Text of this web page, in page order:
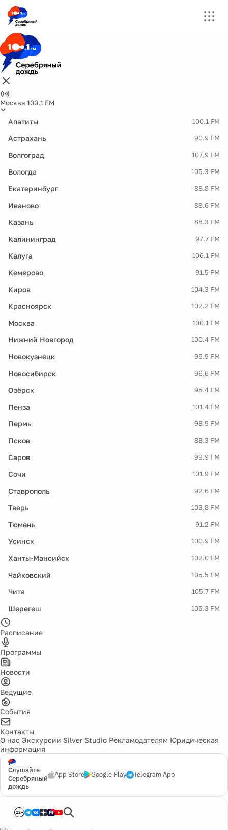
Москва 100.1 FM
Апатиты 100.1 FM
Астрахань 90.9 FM
Волгоград 107.9 FM
Вологда 105.3 FM
Екатеринбург 88.8 FM
Иваново 88.6 FM
Казань 88.3 FM
Калининград 97.7 FM
Калуга 106.1 FM
Кемерово 91.5 FM
Киров 104.3 FM
Красноярск 102.2 FM
Москва 100.1 FM
Нижний Новгород 100.4 FM
Новокузнецк 96.9 FM
Новосибирск 96.6 FM
Озёрск 95.4 FM
Пенза 101.4 FM
Пермь 98.9 FM
Псков 88.3 FM
Саров 99.9 FM
Сочи 101.9 FM
Ставрополь 92.6 FM
Тверь 103.8 FM
Тюмень 91.2 FM
Усинск 100.9 FM
Ханты-Мансийск 102.0 FM
Чайковский 105.5 FM
Чита 105.7 FM
Шерегеш 105.3 FM
Расписание
Программы
Новости
Ведущие
События
Контакты
О нас Экскурсии Silver Studio Рекламодателям Юридическая
информация
Слушайте
Серебряный
дождь
App Store Google Play Telegram App
12+